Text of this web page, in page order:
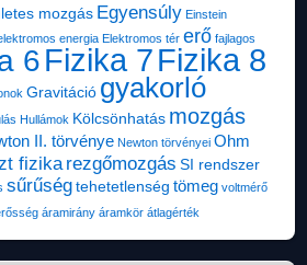
mozgás Egyensúly Einstein
energia Elektromos tér erő fajlagos
6Fizika 7Fizika 8
Gravitáció gyakorló
Hullámok Kölcsönhatás mozgás
II. törvénye Newton törvényei Ohm
fizikarezgőmozgás SI rendszer
sűrűség tehetetlenség tömeg voltmérő
áramirány áramkör átlagérték